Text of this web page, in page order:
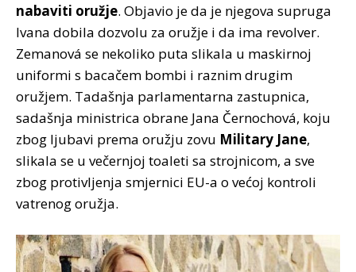
nabaviti oružje. Objavio je da je njegova supruga
Ivana dobila dozvolu za oružje i da ima revolver.
Zemanová se nekoliko puta slikala u maskirnoj
uniformi s bacačem bombi i raznim drugim
oružjem. Tadašnja parlamentarna zastupnica,
sadašnja ministrica obrane Jana Černochová, koju
zbog ljubavi prema oružju zovu Military Jane,
slikala se u večernjoj toaleti sa strojnicom, a sve
zbog protivljenja smjernici EU-a o većoj kontroli
vatrenog oružja.